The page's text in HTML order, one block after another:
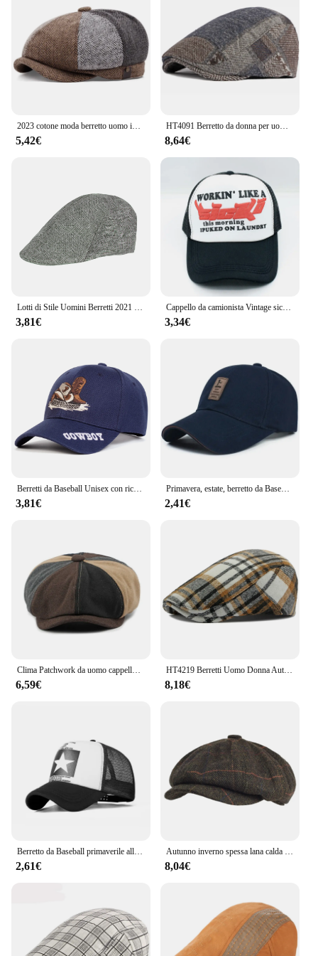
power; it's also about reducing brake dust and
minimizing noise, ensuring a quieter and cleaner
driving experience. As a wholesale product, it's
available for purchase through reputable vendors
and suppliers, making it accessible to a wide range
of customers.
2023 cotone moda berretto uomo impiombato colore moda donna cappello strillone elastico Outdoor Retro Art Octagon Cap
5,42€
HT4091 Berretto da donna per uomo Cappelli autunno inverno per uomo Donna Cappello berretto scozzese Berretto piatto regolabile Berretti da donna maschili
8,64€
Lotti di Stile Uomini Berretti 2021 Primavera Autunno Casual Strada Berretto Cappello Retro Inghilterra Cappello Selvaggio Ottagonale Cap Fashon Cappelli Berretti
3,81€
Cappello da camionista Vintage sick per donna uomo berretto da Baseball con stampa 3D Y2K Style Hip Hop Caps Gorras
3,34€
Berretti da Baseball Unisex con ricamo a lettera da COWBOY primavera autunno cappelli Casual regolabili all'aperto cappello con protezione solare
3,81€
Primavera, estate, berretto da Baseball in cotone, uomo, autunno, inverno, versione coreana, cappello da sole sportivo, berretto con visiera, protezione solare, cappello da sole
2,41€
6,59€
HT4219 Berretti Uomo Donna Autunno Inverno Cappello Vintage Plaid Ivy Berretto piatto Retro Artista Pittore Berretto di lana Cappello Maschio Femmina Berretto
8,18€
2,61€ 8,04€